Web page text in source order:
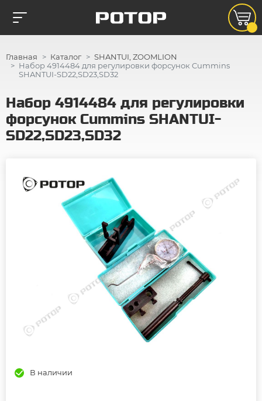
Главная Каталог
SHANTUI, ZOOMLION
Набор 4914484 для регулировки форсунок Cummins
SHANTUI-SD22,SD23,SD32
Набор 4914484 для регулировки
форсунок Cummins SHANTUI-
SD22,SD23,SD32
В наличии